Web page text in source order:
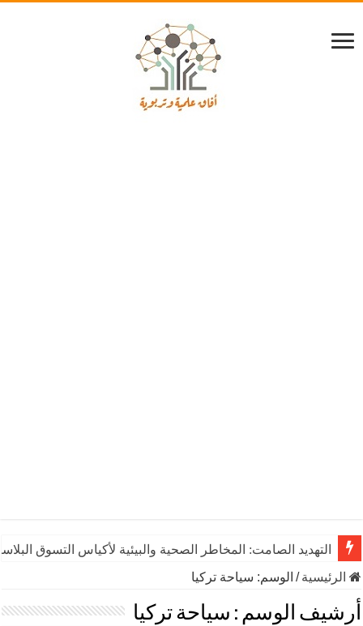
التهديد الصامت: المخاطر الصحية والبيئية لأكياس التسوق
الرئيسية/ الوسم: سياحة تركيا
أرشيف الوسم : سياحة تركيا